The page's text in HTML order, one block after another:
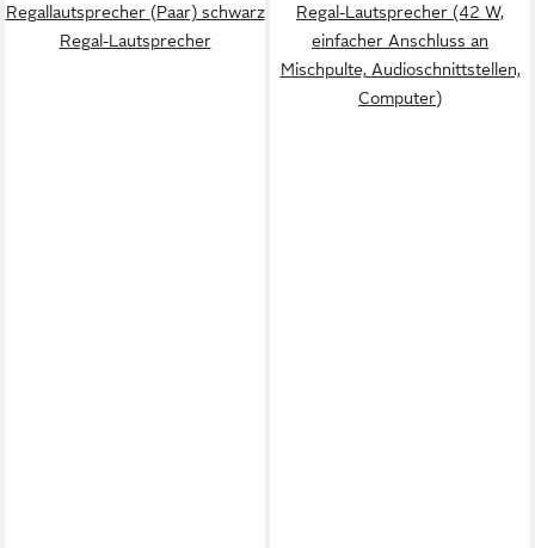
Regallautsprecher (Paar) schwarz
Regal-Lautsprecher
Regal-Lautsprecher (42 W,
einfacher Anschluss an
Mischpulte, Audioschnittstellen,
Computer)